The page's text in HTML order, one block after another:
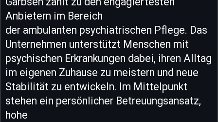
Anbietern im Bereich
der ambulanten psychiatrischen Pflege. Das
Unternehmen unterstützt Menschen mit
psychischen Erkrankungen dabei, ihren Alltag
im eigenen Zuhause zu meistern und neue
Stabilität zu entwickeln. Im Mittelpunkt
stehen ein persönlicher Betreuungsansatz,
hohe